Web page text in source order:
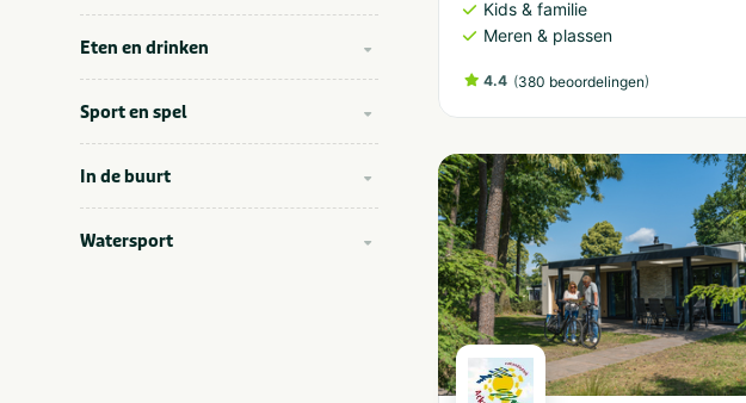
Eten en drinken
Sport en spel
In de buurt
Watersport
Kids & familie
Meren & plassen
4.4 (380 beoordelingen)